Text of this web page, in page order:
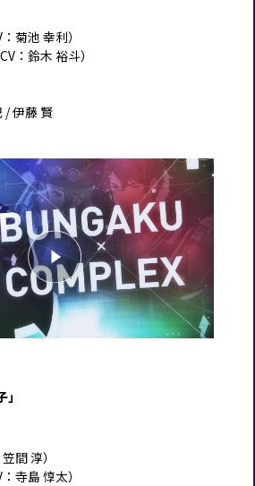
菊池 幸利）
：鈴木 裕斗）
/ 伊藤 賢
間 淳）
寺島 惇太）